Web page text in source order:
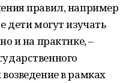
правил, например
дети могут изучать
и на практике, –
в рамках